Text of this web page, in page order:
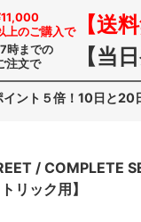
上のご購入で【送料
時までの
注文で
【当
ント５倍！10日と20
/ COMPLETE
リック用】